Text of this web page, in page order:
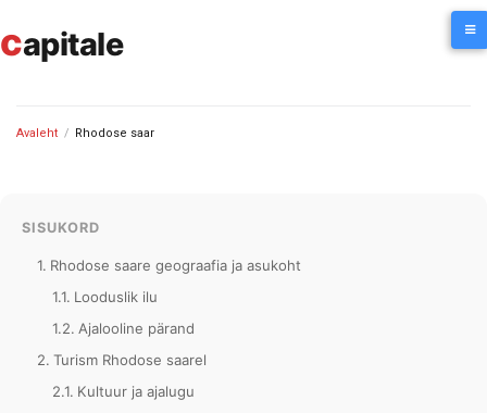
to
content
capitale
Avaleht / Rhodose saar
SISUKORD
Rhodose saare geograafia ja asukoht
Looduslik ilu
Ajalooline pärand
Turism Rhodose saarel
Kultuur ja ajalugu